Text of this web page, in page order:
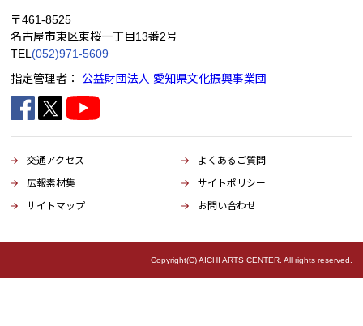
〒461-8525
名古屋市東区東桜一丁目13番2号
TEL (052)971-5609
指定管理者： 公益財団法人 愛知県文化振興事業団
交通アクセス
よくあるご質問
広報素材集
サイトポリシー
サイトマップ
お問い合わせ
Copyright(C) AICHI ARTS CENTER. All rights reserved.